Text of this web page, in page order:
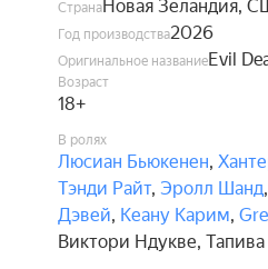
СтранаНовая Зеландия,
Год производства2026
Оригинальное названиеEvil
Возраст
18+
В ролях
Люсиан Бьюкенен,
Тэнди Райт, Эролл Шанд,
Дэвей, Кеану Карим,
Виктори Ндукве,